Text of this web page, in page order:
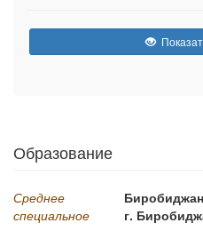
Образование
Среднее
специальное
г.